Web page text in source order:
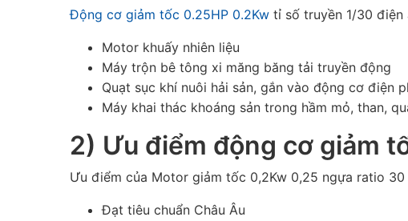
Động cơ giảm tốc 0.25HP 0.2Kw tỉ số truyền 1/30 điện
Motor khuấy nhiên liệu
Máy trộn bê tông xi măng băng tải truyền động
Quạt sục khí nuôi hải sản, gắn vào động cơ điện
Máy khai thác khoáng sản trong hầm mỏ, than,
2) Ưu điểm động cơ giảm
Ưu điểm của Motor giảm tốc 0,2Kw 0,25 ngựa ratio
Đạt tiêu chuẩn Châu Âu